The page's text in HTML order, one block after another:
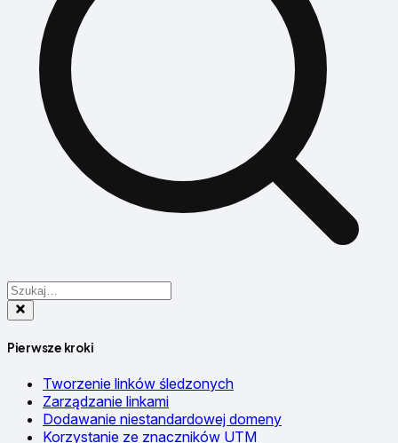
Pierwsze kroki
Tworzenie linków śledzonych
Zarządzanie linkami
Dodawanie niestandardowej domeny
Korzystanie ze znaczników UTM